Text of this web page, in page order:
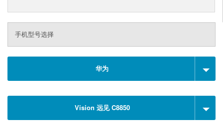
手机型号选择
华为
Vision 远见 C8850